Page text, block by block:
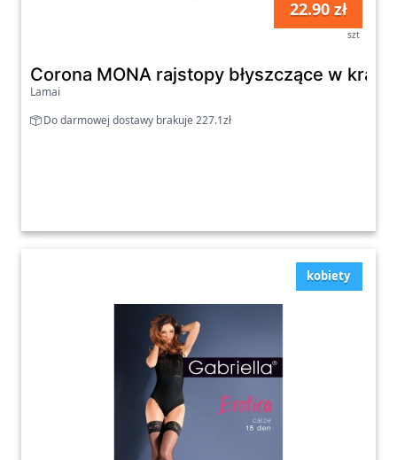
22.90 zł
szt
Corona MONA rajstopy błyszczące w
Lamai
Do darmowej dostawy brakuje 227.1zł
kobiety